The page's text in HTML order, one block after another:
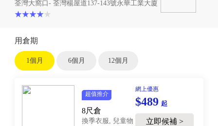
荃灣大窩口- 荃灣楊屋道137-143號永華工業大廈
用倉期
1個月 6個月 12個月
超值推介
8尺倉
換季衣服, 兒童物
網上優惠
$489 起
立即候補 >